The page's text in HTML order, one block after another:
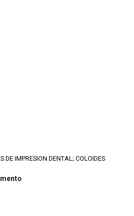
DE IMPRESION DENTAL; COLOIDES